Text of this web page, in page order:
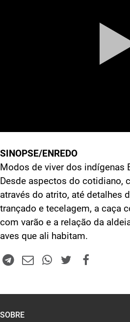
SINOPSE/ENREDO
Modos de viver dos indígenas
Desde aspectos do cotidiano,
através do atrito, até detalhes
trançado e tecelagem, a caça
com varão e a relação da
aves que ali habitam.
SOBRE